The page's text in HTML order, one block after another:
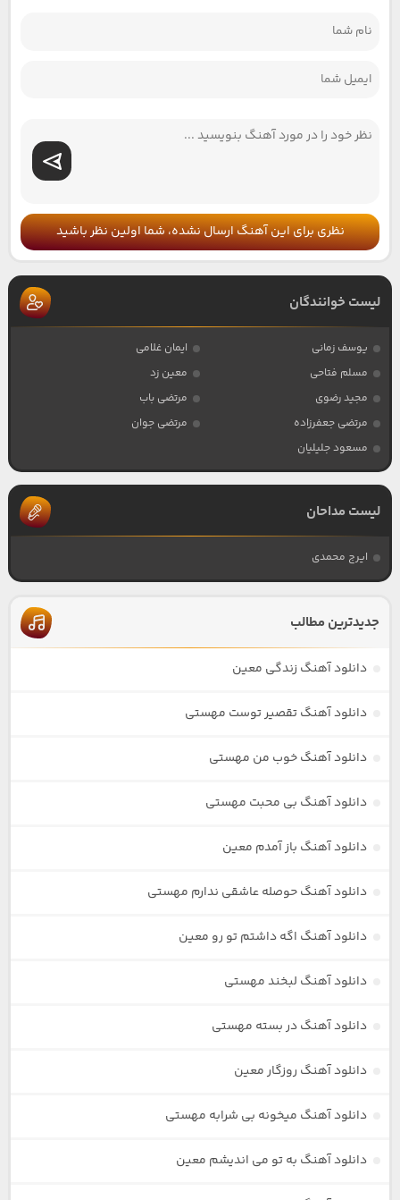
نظری برای این آهنگ ارسال نشده، شما اولین نظر باشید
لیست خوانندگان
یوسف زمانی
ایمان غلامی
مسلم فتاحی
معین زد
مجید رضوی
مرتضی باب
مرتضی جعفرزاده
مرتضی جوان
مسعود جلیلیان
لیست مداحان
ایرج محمدی
جدیدترین مطالب
دانلود آهنگ زندگی معین
دانلود آهنگ تقصیر توست مهستی
دانلود آهنگ خوب من مهستی
دانلود آهنگ بی محبت مهستی
دانلود آهنگ باز آمدم معین
دانلود آهنگ حوصله عاشقی ندارم مهستی
دانلود آهنگ اگه داشتم تو رو معین
دانلود آهنگ لبخند مهستی
دانلود آهنگ در بسته مهستی
دانلود آهنگ روزگار معین
دانلود آهنگ میخونه بی شرابه مهستی
دانلود آهنگ به تو می اندیشم معین